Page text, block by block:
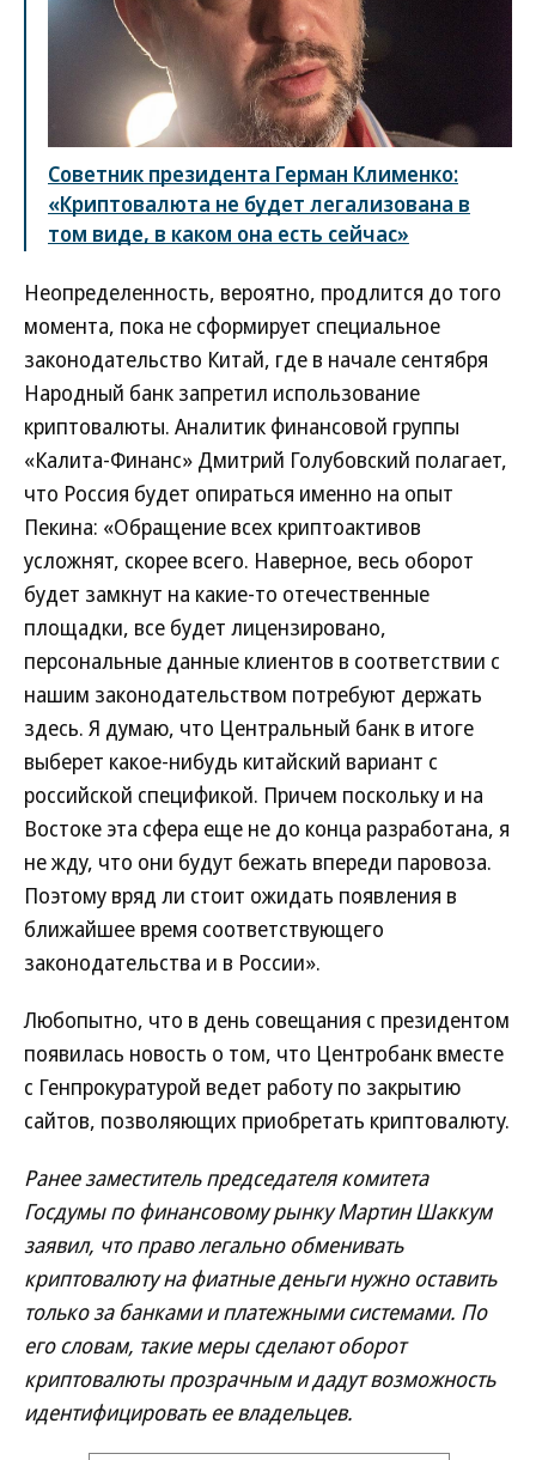
Советник президента Герман Клименко:
«Криптовалюта не будет легализована в
том виде, в каком она есть сейчас»
Неопределенность, вероятно, продлится до того
момента, пока не сформирует специальное
законодательство Китай, где в начале сентября
Народный банк запретил использование
криптовалюты. Аналитик финансовой группы
«Калита-Финанс» Дмитрий Голубовский полагает,
что Россия будет опираться именно на опыт
Пекина: «Обращение всех криптоактивов
усложнят, скорее всего. Наверное, весь оборот
будет замкнут на какие-то отечественные
площадки, все будет лицензировано,
персональные данные клиентов в соответствии с
нашим законодательством потребуют держать
здесь. Я думаю, что Центральный банк в итоге
выберет какое-нибудь китайский вариант с
российской спецификой. Причем поскольку и на
Востоке эта сфера еще не до конца разработана, я
не жду, что они будут бежать впереди паровоза.
Поэтому вряд ли стоит ожидать появления в
ближайшее время соответствующего
законодательства и в России».
Любопытно, что в день совещания с президентом
появилась новость о том, что Центробанк вместе
с Генпрокуратурой ведет работу по закрытию
сайтов, позволяющих приобретать криптовалюту.
Ранее заместитель председателя комитета
Госдумы по финансовому рынку Мартин Шаккум
заявил, что право легально обменивать
криптовалюту на фиатные деньги нужно оставить
только за банками и платежными системами. По
его словам, такие меры сделают оборот
криптовалюты прозрачным и дадут возможность
идентифицировать ее владельцев.